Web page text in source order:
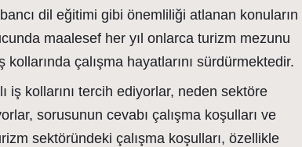
dil eğitimi gibi önemliliği atlanan konuların
maalesef her yıl onlarca turizm mezunu
kollarında çalışma hayatlarını sürdürmektedir.
iş kollarını tercih ediyorlar, neden sektöre
sorusunun cevabı çalışma koşulları ve
sektöründeki çalışma koşulları, özellikle